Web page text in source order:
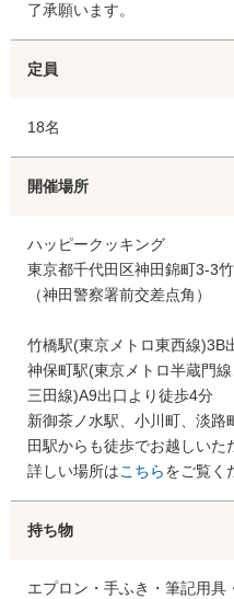
了承願います。
定員
18名
開催場所
ハッピークッキング
東京都千代田区神田錦町3-3
（神田警察署前交差点角）
竹橋駅(東京メトロ東西線)3B
神保町駅(東京メトロ半蔵門
三田線)A9出口より徒歩4分
新御茶ノ水駅、小川町、淡路
田駅からも徒歩でお越しいた
詳しい場所はこちらをご覧く
持ち物
エプロン・手ふき・筆記用具